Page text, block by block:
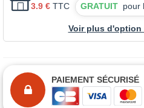
3.9 € TTC GRATUIT pour
Voir plus d'option
PAIEMENT SÉCURISÉ